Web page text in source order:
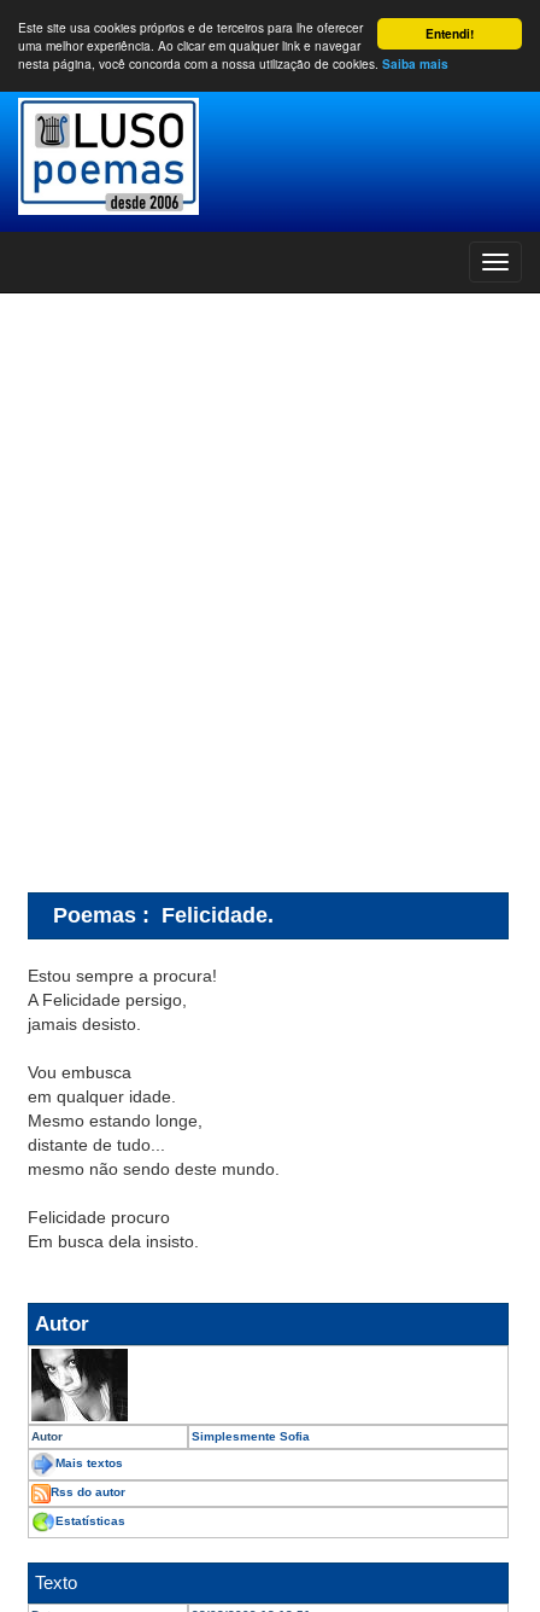
Entendi!
Este site usa cookies próprios e de terceiros para lhe oferecer
uma melhor experiência. Ao clicar em qualquer link e navegar
nesta página, você concorda com a nossa utilização de cookies. Saiba mais
Poemas : Felicidade.
Estou sempre a procura!
A Felicidade persigo,
jamais desisto.
Vou embusca
em qualquer idade.
Mesmo estando longe,
distante de tudo...
mesmo não sendo deste mundo.
Felicidade procuro
Em busca dela insisto.
Autor
Autor Simplesmente Sofia
Mais textos
Rss do autor
Estatísticas
Texto